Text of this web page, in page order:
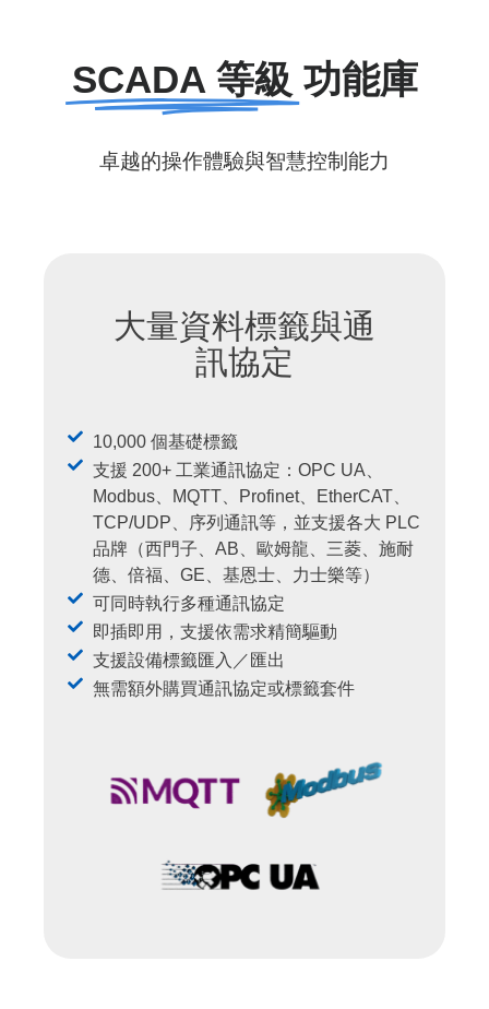
SCADA 等級 功能庫
卓越的操作體驗與智慧控制能力
大量資料標籤與通
訊協定
10,000 個基礎標籤
支援 200+ 工業通訊協定：OPC UA、
Modbus、MQTT、Profinet、EtherCAT、
TCP/UDP、序列通訊等，並支援各大 PLC
品牌（西門子、AB、歐姆龍、三菱、施耐
德、倍福、GE、基恩士、力士樂等）
可同時執行多種通訊協定
即插即用，支援依需求精簡驅動
支援設備標籤匯入／匯出
無需額外購買通訊協定或標籤套件